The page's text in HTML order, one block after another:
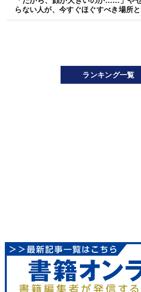
らない人が、今すぐほぐすべき場所
ランキング一覧